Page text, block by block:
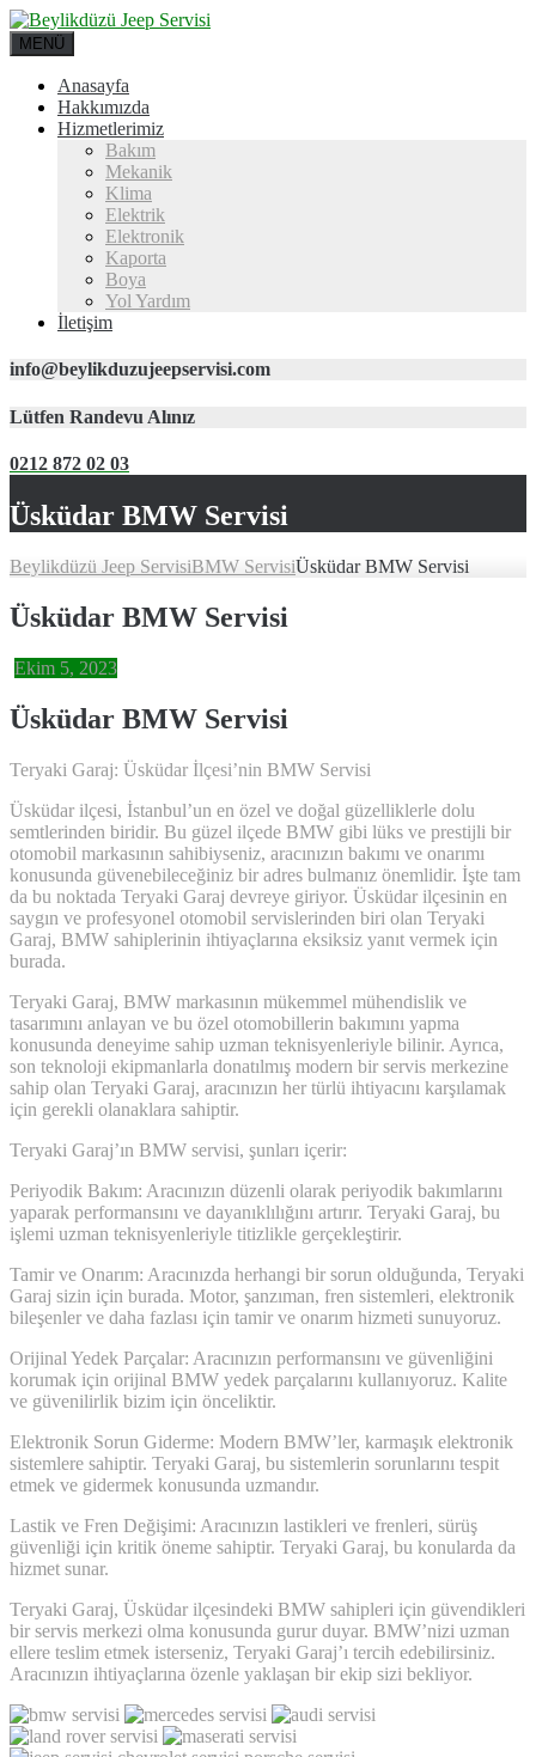
MENÜ
Anasayfa
Hakkımızda
Hizmetlerimiz
Bakım
Mekanik
Klima
Elektrik
Elektronik
Kaporta
Boya
Yol Yardım
İletişim
info@beylikduzujeepservisi.com
Lütfen Randevu Alınız
0212 872 02 03
Üsküdar BMW Servisi
Beylikdüzü Jeep ServisiBMW ServisiÜsküdar BMW Servisi
Üsküdar BMW Servisi
Ekim 5, 2023
Üsküdar BMW Servisi
Teryaki Garaj: Üsküdar İlçesi’nin BMW Servisi
Üsküdar ilçesi, İstanbul’un en özel ve doğal güzelliklerle dolu
semtlerinden biridir. Bu güzel ilçede BMW gibi lüks ve prestijli bir
otomobil markasının sahibiyseniz, aracınızın bakımı ve onarımı
konusunda güvenebileceğiniz bir adres bulmanız önemlidir. İşte tam
da bu noktada Teryaki Garaj devreye giriyor. Üsküdar ilçesinin en
saygın ve profesyonel otomobil servislerinden biri olan Teryaki
Garaj, BMW sahiplerinin ihtiyaçlarına eksiksiz yanıt vermek için
burada.
Teryaki Garaj, BMW markasının mükemmel mühendislik ve
tasarımını anlayan ve bu özel otomobillerin bakımını yapma
konusunda deneyime sahip uzman teknisyenleriyle bilinir. Ayrıca,
son teknoloji ekipmanlarla donatılmış modern bir servis merkezine
sahip olan Teryaki Garaj, aracınızın her türlü ihtiyacını karşılamak
için gerekli olanaklara sahiptir.
Teryaki Garaj’ın BMW servisi, şunları içerir:
Periyodik Bakım: Aracınızın düzenli olarak periyodik bakımlarını
yaparak performansını ve dayanıklılığını artırır. Teryaki Garaj, bu
işlemi uzman teknisyenleriyle titizlikle gerçekleştirir.
Tamir ve Onarım: Aracınızda herhangi bir sorun olduğunda, Teryaki
Garaj sizin için burada. Motor, şanzıman, fren sistemleri, elektronik
bileşenler ve daha fazlası için tamir ve onarım hizmeti sunuyoruz.
Orijinal Yedek Parçalar: Aracınızın performansını ve güvenliğini
korumak için orijinal BMW yedek parçalarını kullanıyoruz. Kalite
ve güvenilirlik bizim için önceliktir.
Elektronik Sorun Giderme: Modern BMW’ler, karmaşık elektronik
sistemlere sahiptir. Teryaki Garaj, bu sistemlerin sorunlarını tespit
etmek ve gidermek konusunda uzmandır.
Lastik ve Fren Değişimi: Aracınızın lastikleri ve frenleri, sürüş
güvenliği için kritik öneme sahiptir. Teryaki Garaj, bu konularda da
hizmet sunar.
Teryaki Garaj, Üsküdar ilçesindeki BMW sahipleri için güvendikleri
bir servis merkezi olma konusunda gurur duyar. BMW’nizi uzman
ellere teslim etmek isterseniz, Teryaki Garaj’ı tercih edebilirsiniz.
Aracınızın ihtiyaçlarına özenle yaklaşan bir ekip sizi bekliyor.